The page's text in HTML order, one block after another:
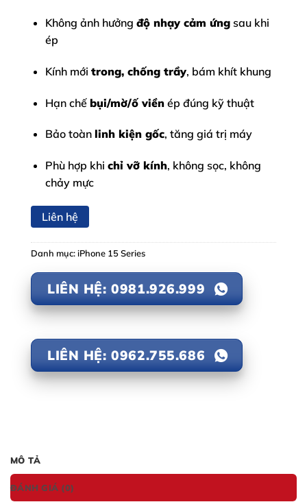
Không ảnh hưởng độ nhạy cảm ứngsau khi
ép
Kính mới trong, chống trầy, bám khít khung
Hạn chế bụi/mờ/ố viềnép đúng kỹ thuật
Bảo toàn linh kiện gốc, tăng giá trị máy
Phù hợp khi chỉ vỡ kính, không sọc, không
chảy mực
Liên hệ
Danh mục:iPhone 15 Series
LIÊN HỆ: 0981.926.999
LIÊN HỆ: 0962.755.686
MÔ TẢ
ĐÁNH GIÁ (0)